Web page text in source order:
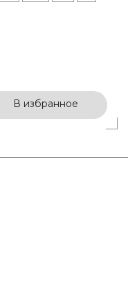
В избранное